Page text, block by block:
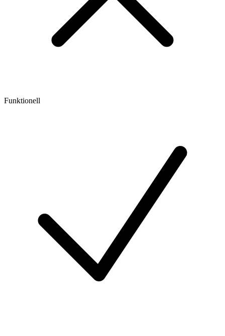
Funktionell